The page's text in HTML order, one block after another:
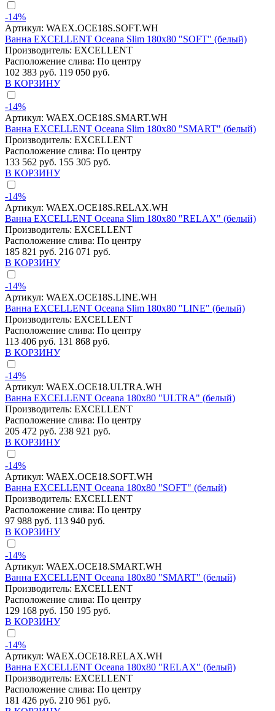
-14%
Артикул: WAEX.OCE18S.SOFT.WH
Ванна EXCELLENT Oceana Slim 180x80 "SOFT" (белый)
Производитель: EXCELLENT
Расположение слива: По центру
102 383 руб. 119 050 руб.
В КОРЗИНУ
-14%
Артикул: WAEX.OCE18S.SMART.WH
Ванна EXCELLENT Oceana Slim 180x80 "SMART" (белый)
Производитель: EXCELLENT
Расположение слива: По центру
133 562 руб. 155 305 руб.
В КОРЗИНУ
-14%
Артикул: WAEX.OCE18S.RELAX.WH
Ванна EXCELLENT Oceana Slim 180x80 "RELAX" (белый)
Производитель: EXCELLENT
Расположение слива: По центру
185 821 руб. 216 071 руб.
В КОРЗИНУ
-14%
Артикул: WAEX.OCE18S.LINE.WH
Ванна EXCELLENT Oceana Slim 180x80 "LINE" (белый)
Производитель: EXCELLENT
Расположение слива: По центру
113 406 руб. 131 868 руб.
В КОРЗИНУ
-14%
Артикул: WAEX.OCE18.ULTRA.WH
Ванна EXCELLENT Oceana 180x80 "ULTRA" (белый)
Производитель: EXCELLENT
Расположение слива: По центру
205 472 руб. 238 921 руб.
В КОРЗИНУ
-14%
Артикул: WAEX.OCE18.SOFT.WH
Ванна EXCELLENT Oceana 180x80 "SOFT" (белый)
Производитель: EXCELLENT
Расположение слива: По центру
97 988 руб. 113 940 руб.
В КОРЗИНУ
-14%
Артикул: WAEX.OCE18.SMART.WH
Ванна EXCELLENT Oceana 180x80 "SMART" (белый)
Производитель: EXCELLENT
Расположение слива: По центру
129 168 руб. 150 195 руб.
В КОРЗИНУ
-14%
Артикул: WAEX.OCE18.RELAX.WH
Ванна EXCELLENT Oceana 180x80 "RELAX" (белый)
Производитель: EXCELLENT
Расположение слива: По центру
181 426 руб. 210 961 руб.